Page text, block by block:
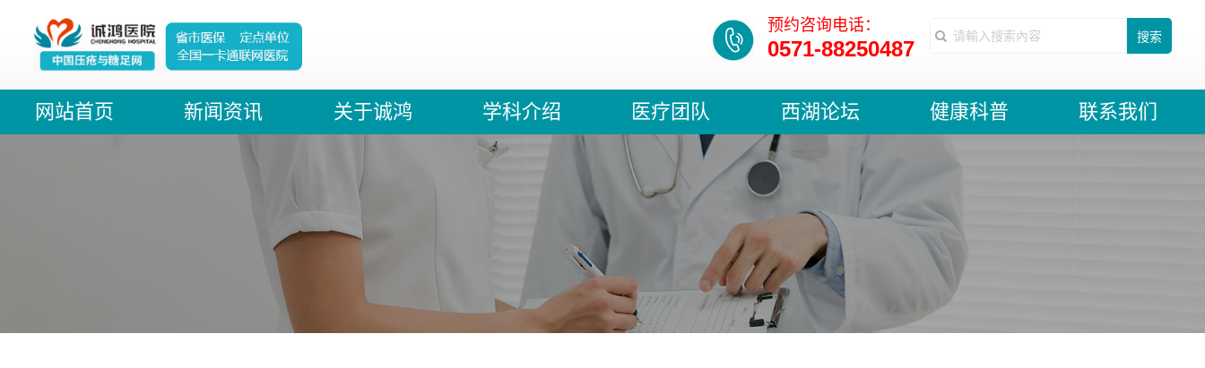
预约咨询电话：
0571-88250487 搜索
网站首页 新闻资讯 关于诚鸿 学科介绍 医疗团队 西湖论坛 健康科普 联系我们